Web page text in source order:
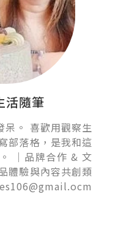
隨筆
呆。 喜歡用觀察生
部落格，是我和這
｜品牌合作 & 文
體驗與內容共創類